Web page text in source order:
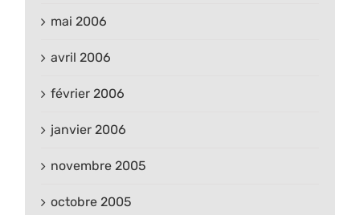
mai 2006
avril 2006
février 2006
janvier 2006
novembre 2005
octobre 2005